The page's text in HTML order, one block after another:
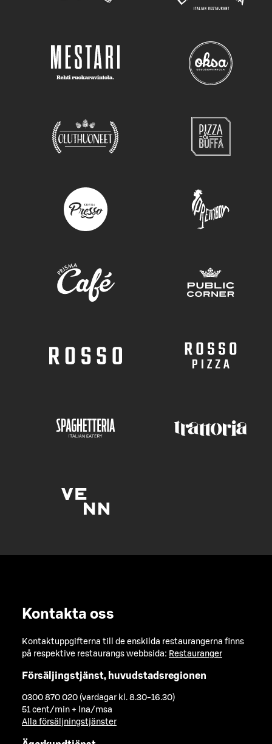
Kontakta oss
Kontaktuppgifterna till de enskilda restaurangerna finns
på respektive restaurangs webbsida: Restauranger
Försäljingstjänst, huvudstadsregionen
0300 870 020 (vardagar kl. 8.30-16.30)
51 cent/min + lna/msa
Alla försäljningstjänster